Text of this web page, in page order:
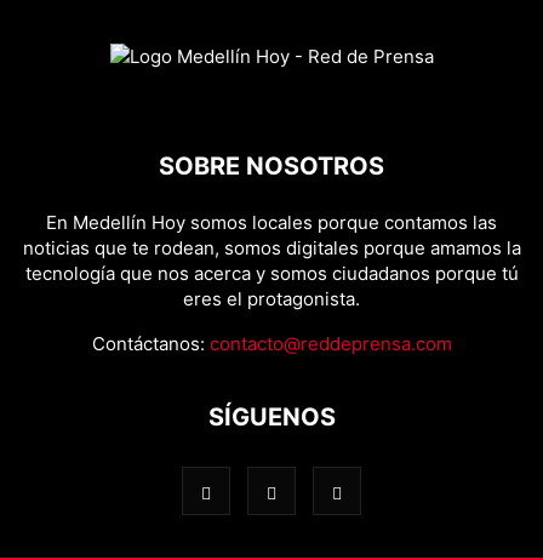
SOBRE NOSOTROS
En Medellín Hoy somos locales porque contamos las
noticias que te rodean, somos digitales porque amamos la
tecnología que nos acerca y somos ciudadanos porque tú
eres el protagonista.
Contáctanos: contacto@reddeprensa.com
SÍGUENOS